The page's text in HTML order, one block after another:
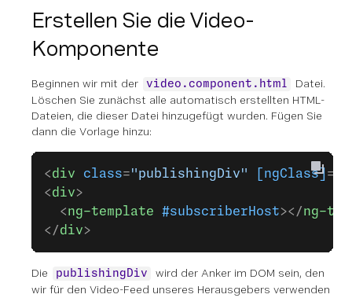
Erstellen Sie die Video-
Komponente
Beginnen wir mit der video.component.html
Datei.
Löschen Sie zunächst alle automatisch erstellten HTML-
Dateien, die dieser Datei hinzugefügt wurden. Fügen Sie
dann die Vorlage hinzu:
<div class="publishingDiv" [ngClass] =
<div>
  <
ng-template #subscriberHost></ng-
</div>
Die publishingDiv
wird der Anker im DOM sein, den
wir für den Video-Feed unseres Herausgebers verwenden